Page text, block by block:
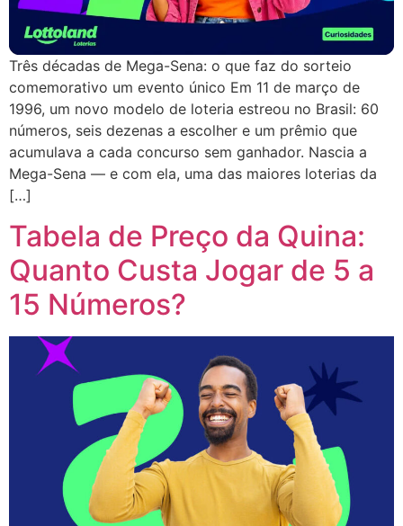
Três décadas de Mega-Sena: o que faz do sorteio
comemorativo um evento único Em 11 de março de
1996, um novo modelo de loteria estreou no Brasil: 60
números, seis dezenas a escolher e um prêmio que
acumulava a cada concurso sem ganhador. Nascia a
Mega-Sena — e com ela, uma das maiores loterias da
[…]
Tabela de Preço da Quina:
Quanto Custa Jogar de 5 a
15 Números?